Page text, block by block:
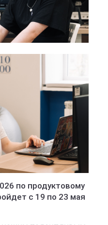
по продуктовому
с 19 по 23 мая